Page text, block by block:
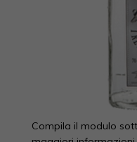
Compila il modulo